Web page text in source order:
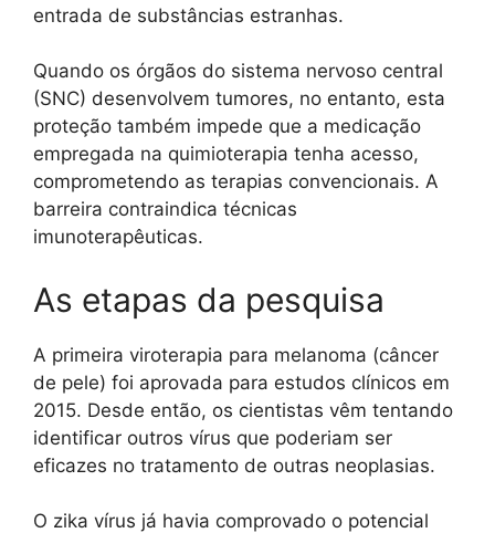
entrada de substâncias estranhas.
Quando os órgãos do sistema nervoso central
(SNC) desenvolvem tumores, no entanto, esta
proteção também impede que a medicação
empregada na quimioterapia tenha acesso,
comprometendo as terapias convencionais. A
barreira contraindica técnicas
imunoterapêuticas.
As etapas da pesquisa
A primeira viroterapia para melanoma (câncer
de pele) foi aprovada para estudos clínicos em
2015. Desde então, os cientistas vêm tentando
identificar outros vírus que poderiam ser
eficazes no tratamento de outras neoplasias.
O zika vírus já havia comprovado o potencial